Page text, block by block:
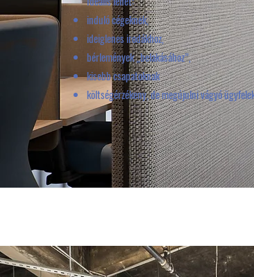
induló cégeknek,
ideiglenes irodákhoz,
bérlemények „belakásához”,
kisebb csapatoknak
költségérzékeny, de megújulni vágyó